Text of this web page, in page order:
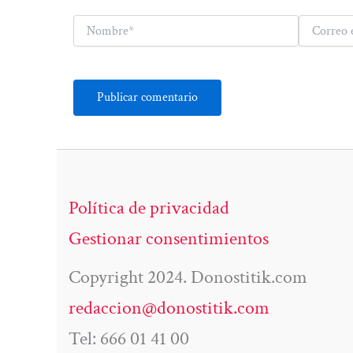
Nombre*
Correo
electrónico*
Política de privacidad
Gestionar consentimientos
Copyright 2024. Donostitik.com
redaccion@donostitik.com
Tel: 666 01 41 00